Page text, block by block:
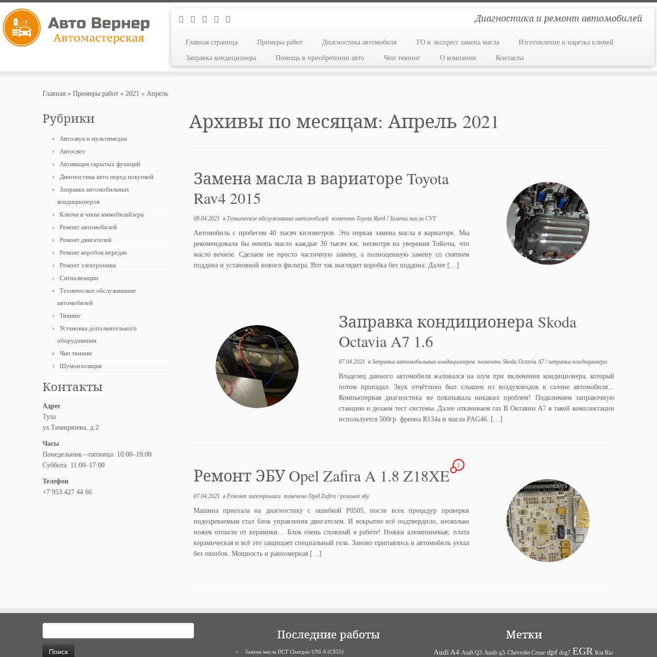
Диагностика и ремонт автомобилей
Главная страница Примеры работ Диагностика автомобиля ТО и экспресс замена масла Изготовление и нарезка ключей
Заправка кондиционера Помощь в приобретении авто Чип тюнинг О компании Контакты
Главная » Примеры работ » 2021 » Апрель
Рубрики
Автозвук и мультимедиа
Автосвет
Активация скрытых функций
Диагностика авто перед покупкой
Заправка автомобильных
кондиционеров
Ключи и чипы иммобилайзера
Ремонт автомобилей
Ремонт двигателей
Ремонт коробок передач
Ремонт электроники
Сигнализации
Техническое обслуживание
автомобилей
Тюнинг
Установка дополнительного
оборудования
Чип тюнинг
Шумоизоляция
Контакты
Адрес
Тула
ул.Тимирязева, д.2
Часы
Понедельник—пятница: 10:00–19:00
Суббота: 11:00–17:00
Телефон
+7 953 427 44 66
Архивы по месяцам: Апрель 2021
Замена масла в вариаторе Toyota
Rav4 2015
08.04.2021 в Техническое обслуживание автомобилей помечено Toyota Rav4/Замена масла CVT
Автомобиль с пробегом 40 тысяч километров. Это первая замена масла в вариаторе. Мы
рекомендовали бы менять масло каждые 30 тысяч км, несмотря на уверения Тойоты, что
масло вечное. Сделаем не просто частичную замену, а полноценную замену со снятием
поддона и установкой нового фильтра. Вот так выглядит коробка без поддона: Далее […]
Заправка кондиционера Skoda
Octavia A7 1.6
07.04.2021 вЗаправка автомобильных кондиционеров помеченоSkoda Octavia A7/заправка кондиционера
Владелец данного автомобиля жаловался на шум при включении кондиционера, который
потом пропадал. Звук отчётливо был слышен из воздуховодов в салоне автомобиля…
Компьютерная диагностика не показывала никаких проблем! Подключаем заправочную
станцию и делаем тест системы. Далее откачиваем газ В Октавии А7 в такой комплектации
используется 500гр. фреона R134a и масла PAG46. […]
Ремонт ЭБУ Opel Zafira A 1.8 Z18XE 2
07.04.2021 в Ремонт электроники помечено Opel Zafira/ремонт эбу
Машина приехала на диагностику с ошибкой P0505, после всех процедур проверки
подозреваемым стал блок управления двигателем. И вскрытие всё подтвердило, несколько
ножек отошли от керамики… Блок очень сложный в работе! Ножки алюминиевые, плата
керамическая и всё это защищает специальный гель. Заново припаялись и автомобиль уехал
без ошибок. Мощность и равномерная […]
Последние работы
Замена масла DCT Changan UNI-S (CS55)
Метки
Audi A4 Audi Q3 Audi q5 Chevrolet Cruze dpf dsg7 EGR Kia Rio